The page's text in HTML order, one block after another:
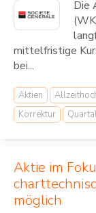
Die
mittelfristige
bei...
Aktien
Korrektur
Aktie im
möglich